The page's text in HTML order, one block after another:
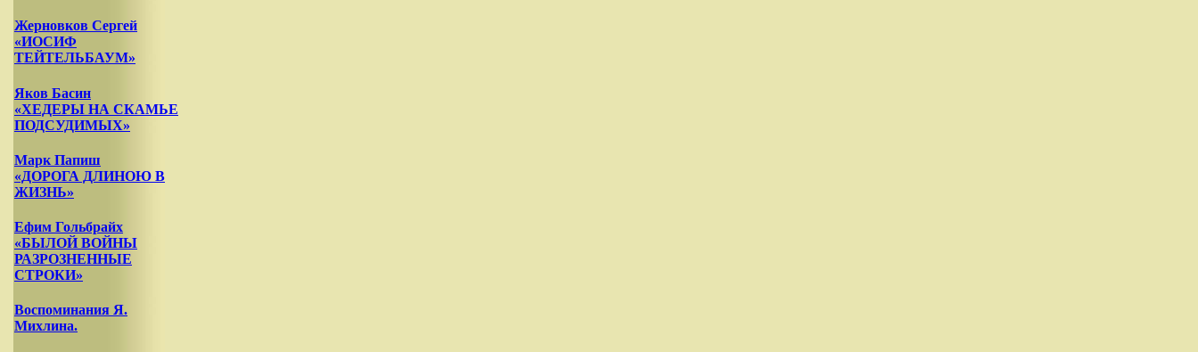
Жерновков Сергей
«ИОСИФ
ТЕЙТЕЛЬБАУМ»
Яков Басин
«ХЕДЕРЫ НА СКАМЬЕ
ПОДСУДИМЫХ»
Марк Папиш
«ДОРОГА ДЛИНОЮ В
ЖИЗНЬ»
Ефим Гольбрайх
«БЫЛОЙ ВОЙНЫ
РАЗРОЗНЕННЫЕ
СТРОКИ»
Воспоминания Я.
Михлина.